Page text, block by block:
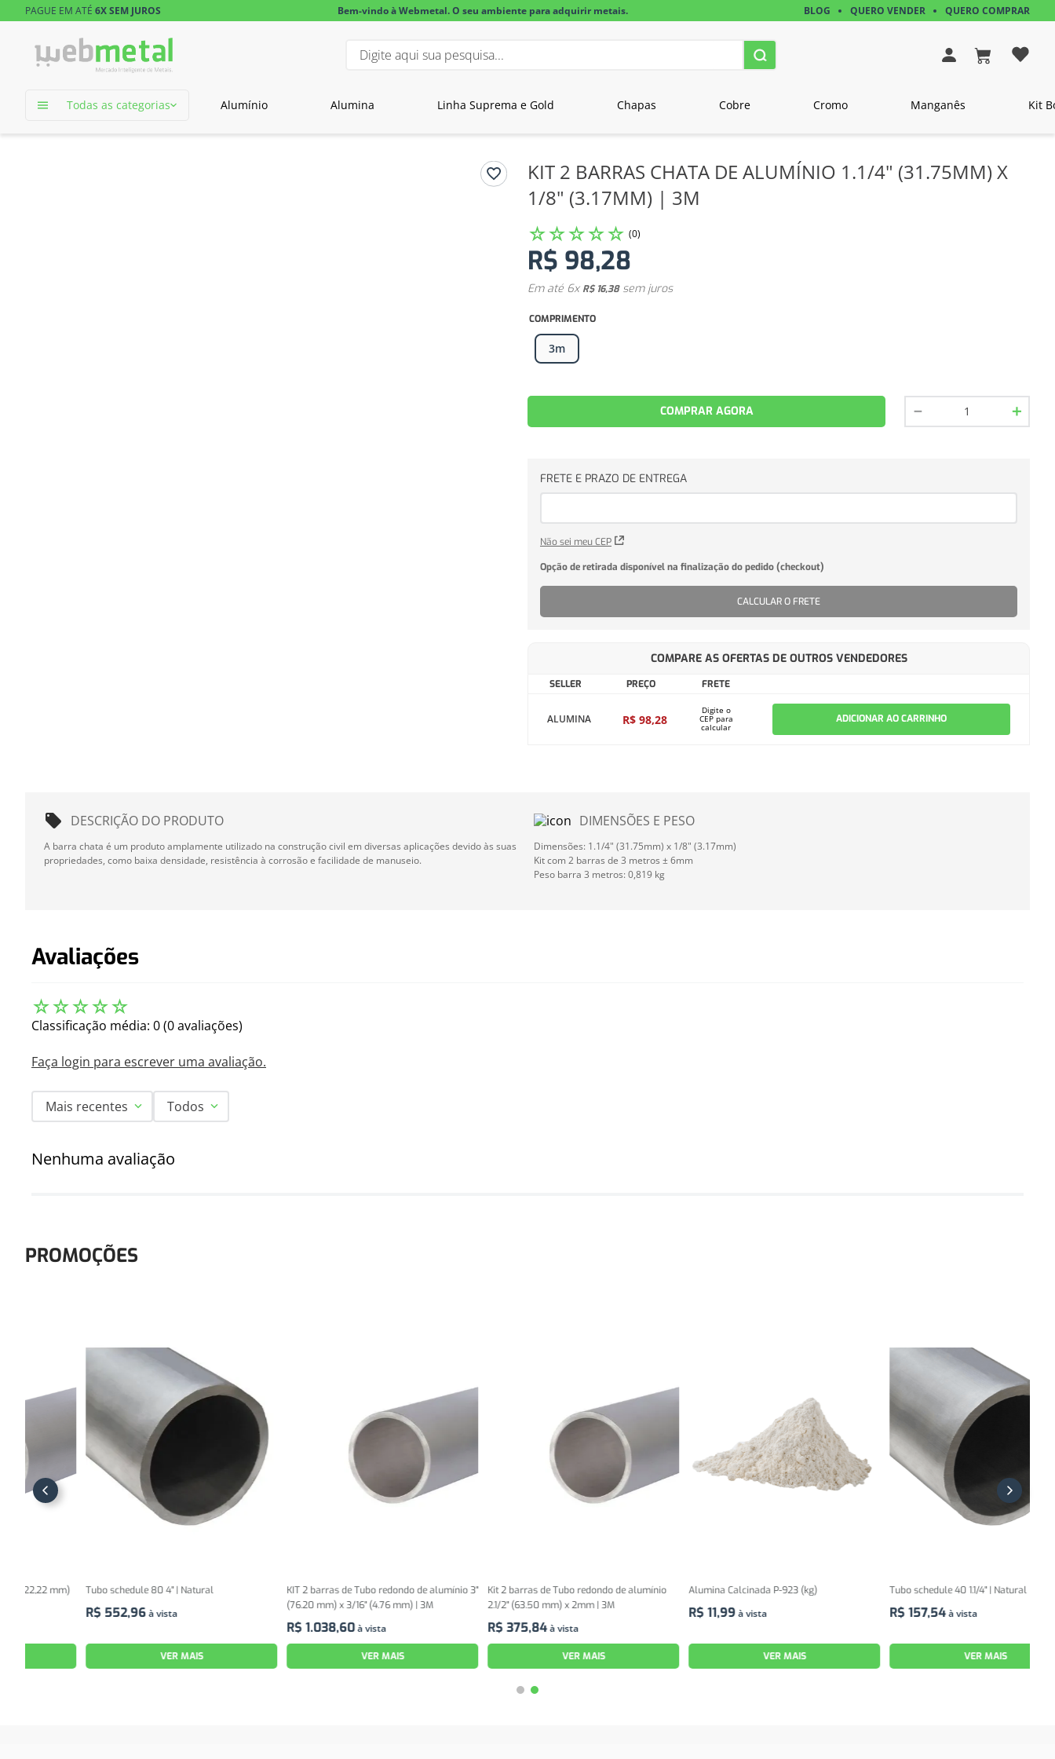
PAGUE EM ATÉ 6X SEM JUROS Bem-vindo à Webmetal. O seu ambiente para adquirir metais. BLOG QUERO VENDER QUERO COMPRAR
Digite aqui sua pesquisa...
Todas as categorias Alumínio Alumina Linha Suprema e Gold Chapas Cobre Cromo Manganês Kit
KIT 2 BARRAS CHATA DE ALUMÍNIO 1.1/4" (31.75MM) X
1/8" (3.17MM) | 3M
☆☆☆☆☆ (0)
R$ 98,28
Em até 6x R$ 16,38sem juros
COMPRIMENTO
3m
＋
－
COMPRAR AGORA
Não sei meu CEP
CALCULAR O FRETE
COMPARE AS OFERTAS DE OUTROS VENDEDORES
SELLER PREÇO FRETE
ALUMINA R$ 98,28
Digite o
CEP para
calcular
ADICIONAR AO CARRINHO
DESCRIÇÃO DO PRODUTO
A barra chata é um produto amplamente utilizado na construção civil em diversas aplicações devido às suas
propriedades, como baixa densidade, resistência à corrosão e facilidade de manuseio.
DIMENSÕES E PESO
Dimensões: 1.1/4" (31.75mm) x 1/8" (3.17mm)
Kit com 2 barras de 3 metros ± 6mm
Peso barra 3 metros: 0,819 kg
Avaliações
☆☆☆☆☆
Classificação média: 0(0 avaliações)
Faça login para escrever uma avaliação.
Mais recentes Todos
Nenhuma avaliação
PROMOÇÕES
Tubo schedule 80 4" | Natural
96à vista
KIT 2 barras de Tubo redondo de alumínio 3"
(76.20 mm) x 3/16" (4.76 mm) | 3M
60à vista
Kit 2 barras de Tubo redondo de alumínio
2.1/2" (63.50 mm) x 2mm | 3M
84à vista
Alumina Calcinada P-923 (kg)
à vista
Tubo schedule 40 1.1/4" | Natural
à vista
1
tubo retangular alumínio
2º tubo